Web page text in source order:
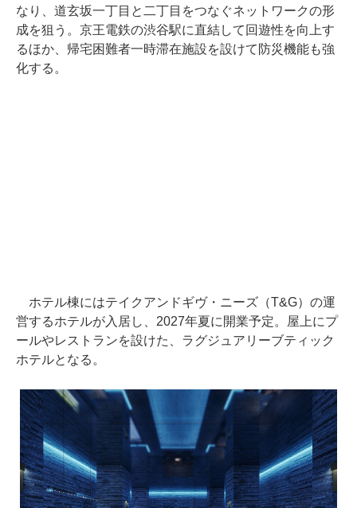
なり、道玄坂一丁目と二丁目をつなぐネットワークの形
成を狙う。京王電鉄の渋谷駅に直結して回遊性を向上す
るほか、帰宅困難者一時滞在施設を設けて防災機能も強
化する。
ホテル棟にはテイクアンドギヴ・ニーズ（T&G）の運
営するホテルが入居し、2027年夏に開業予定。屋上にプ
ールやレストランを設けた、ラグジュアリーブティック
ホテルとなる。